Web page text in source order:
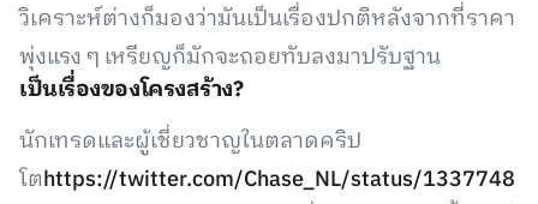
วิเคราะห์ต่างก็มองว่ามันเป็นเรื่องปกติหลังจากที่ราคา
พุ่งแรง ๆ เหรียญก็มักจะถอยทับลงมาปรับฐาน
เป็นเรื่องของโครงสร้าง?
นักเทรดและผู้เชี่ยวชาญในตลาดคริป
โตhttps://twitter.com/Chase_NL/status/1337748